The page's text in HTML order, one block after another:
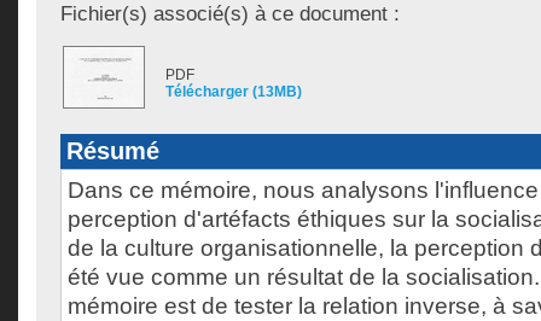
Fichier(s) associé(s) à ce document :
PDF
Télécharger (13MB)
Résumé
Dans ce mémoire, nous analysons
perception d'artéfacts éthiques sur la
de la culture organisationnelle, la perception
été vue comme un résultat de la
mémoire est de tester la relation inverse, à